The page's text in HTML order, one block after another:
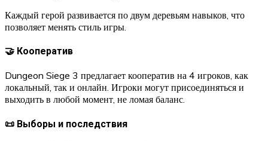
Каждый герой развивается по двум деревьям навыков, что
позволяет менять стиль игры.
🤝 Кооператив
Dungeon Siege 3 предлагает кооператив на 4 игроков, как
локальный, так и онлайн. Игроки могут присоединяться и
выходить в любой момент, не ломая баланс.
📜 Выборы и последствия